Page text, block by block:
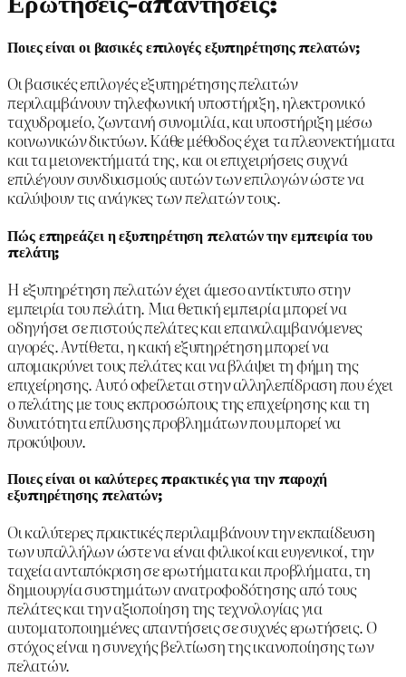
Ποιες είναι οι βασικές επιλογές εξυπηρέτησης πελατών;
Οι βασικές επιλογές εξυπηρέτησης πελατών
περιλαμβάνουν τηλεφωνική υποστήριξη, ηλεκτρονικό
ταχυδρομείο, ζωντανή συνομιλία, και υποστήριξη μέσω
κοινωνικών δικτύων. Κάθε μέθοδος έχει τα πλεονεκτήματα
και τα μειονεκτήματά της, και οι επιχειρήσεις συχνά
επιλέγουν συνδυασμούς αυτών των επιλογών ώστε να
καλύψουν τις ανάγκες των πελατών τους.
Πώς επηρεάζει η εξυπηρέτηση πελατών την εμπειρία του
πελάτη;
Η εξυπηρέτηση πελατών έχει άμεσο αντίκτυπο στην
εμπειρία του πελάτη. Μια θετική εμπειρία μπορεί να
οδηγήσει σε πιστούς πελάτες και επαναλαμβανόμενες
αγορές. Αντίθετα, η κακή εξυπηρέτηση μπορεί να
απομακρύνει τους πελάτες και να βλάψει τη φήμη της
επιχείρησης. Αυτό οφείλεται στην αλληλεπίδραση που έχει
ο πελάτης με τους εκπροσώπους της επιχείρησης και τη
δυνατότητα επίλυσης προβλημάτων που μπορεί να
προκύψουν.
Ποιες είναι οι καλύτερες πρακτικές για την παροχή
εξυπηρέτησης πελατών;
Οι καλύτερες πρακτικές περιλαμβάνουν την εκπαίδευση
των υπαλλήλων ώστε να είναι φιλικοί και ευγενικοί, την
ταχεία ανταπόκριση σε ερωτήματα και προβλήματα, τη
δημιουργία συστημάτων ανατροφοδότησης από τους
πελάτες και την αξιοποίηση της τεχνολογίας για
αυτοματοποιημένες απαντήσεις σε συχνές ερωτήσεις. Ο
στόχος είναι η συνεχής βελτίωση της ικανοποίησης των
πελατών.